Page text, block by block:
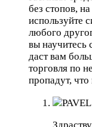
без стопов,
используйте
любого
вы научитесь
даст вам
торговля по
пропадут, что
PAVEL